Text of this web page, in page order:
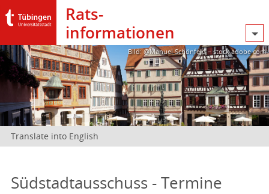
Rats­
informationen
Bild: @Manuel Schönfeld – stock.adobe.com
Translate into English
Südstadtausschuss - Termine